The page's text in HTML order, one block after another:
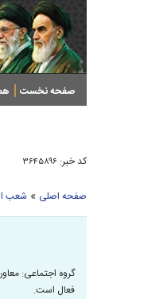
صفحه نخست
کد خبر: ۳۶۴۵۸۹۶
صفحه اصلی » شعب
فعال است.